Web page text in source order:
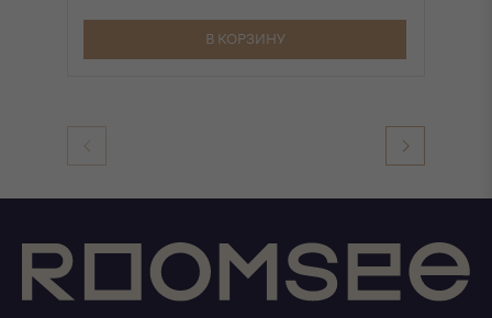
В КОРЗИНУ